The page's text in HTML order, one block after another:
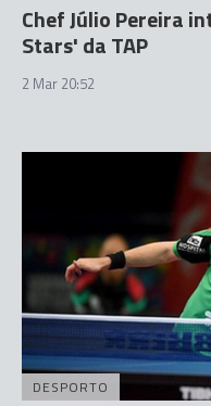
Chef Júlio Pereira
Stars' da TAP
2 Mar 20:52
DESPORTO